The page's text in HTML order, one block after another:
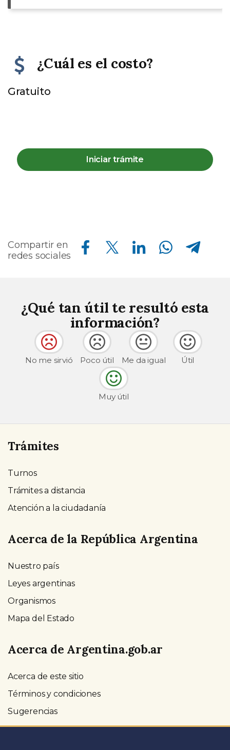
¿Cuál es el costo?
Gratuito
Iniciar trámite
Compartir en
redes sociales
Compartir en Facebook Compartir en Twitter Compartir en Linkedin Compartir en Whatsapp Compartir en Telegram
¿Qué tan útil te resultó esta
información?
No me sirvió Poco útil Me da igual Útil
Muy útil
Trámites
Turnos
Trámites a distancia
Atención a la ciudadanía
Acerca de la República Argentina
Nuestro país
Leyes argentinas
Organismos
Mapa del Estado
Acerca de Argentina.gob.ar
Acerca de este sitio
Términos y condiciones
Sugerencias